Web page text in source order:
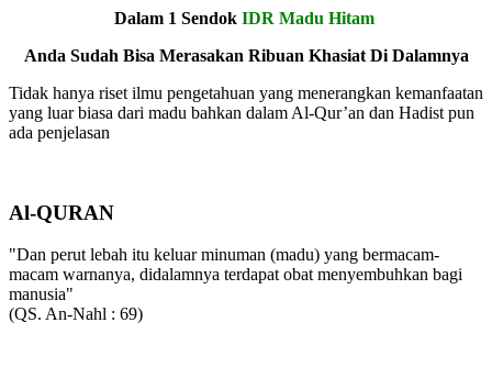
Dalam 1 Sendok IDR Madu Hitam
Anda Sudah Bisa Merasakan Ribuan Khasiat Di Dalamnya
Tidak hanya riset ilmu pengetahuan yang menerangkan kemanfaatan
yang luar biasa dari madu bahkan dalam Al-Qur’an dan Hadist pun
ada penjelasan
Al-QURAN
"Dan perut lebah itu keluar minuman (madu) yang bermacam-
macam warnanya, didalamnya terdapat obat menyembuhkan bagi
manusia"
(QS. An-Nahl : 69)